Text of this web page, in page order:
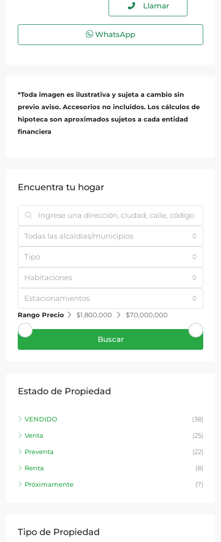
Llamar
WhatsApp
*Toda imagen es ilustrativa y sujeta a cambio sin
previo aviso. Accesorios no incluidos. Los cálculos de
hipoteca son aproximados sujetos a cada entidad
financiera
Encuentra tu hogar
Todas las alcaldías/municipios
Tipo
Habitaciones
Estacionamientos
Rango Precio $1,800,000 $70,000,000
Buscar
Estado de Propiedad
VENDIDO (38)
Venta (25)
Preventa (22)
Renta (8)
Próximamente (7)
Tipo de Propiedad